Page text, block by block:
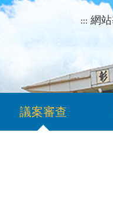
::: 網
議案審查